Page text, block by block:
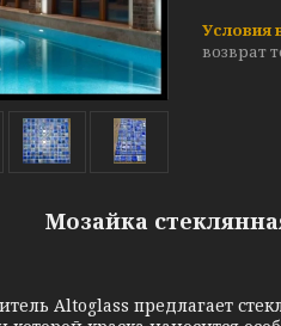
возврат
Мозайка
Altoglass предлагает